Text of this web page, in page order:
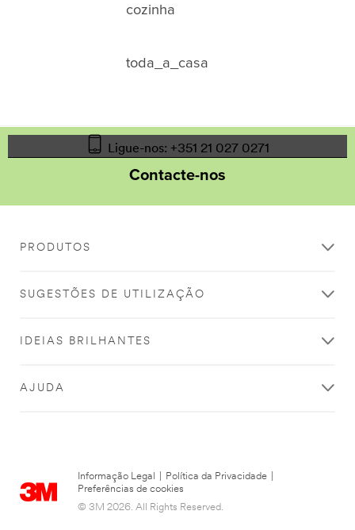
cozinha
toda_a_casa
Ligue-nos: +351 21 027 0271
Contacte-nos
PRODUTOS
SUGESTÕES DE UTILIZAÇÃO
IDEIAS BRILHANTES
AJUDA
Informação Legal Política da Privacidade
Preferências de cookies
© 3M 2026. All Rights Reserved.